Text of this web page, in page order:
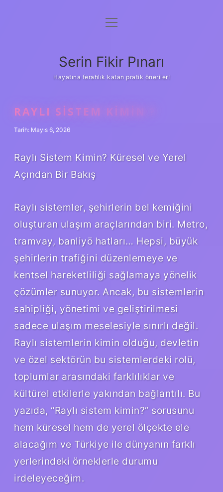
Gizlilik Politikası
Yasal Uyarı
menüyü
Serin Fikir Pınarı
Hayatına ferahlık katan pratik öneriler!
RAYLI SISTEM KIMIN ?
Tarih: Mayıs 6, 2026
Raylı Sistem Kimin? Küresel ve Yerel
Açından Bir Bakış
Raylı sistemler, şehirlerin bel kemiğini
oluşturan ulaşım araçlarından biri. Metro,
tramvay, banliyö hatları… Hepsi, büyük
şehirlerin trafiğini düzenlemeye ve
kentsel hareketliliği sağlamaya yönelik
çözümler sunuyor. Ancak, bu sistemlerin
sahipliği, yönetimi ve geliştirilmesi
sadece ulaşım meselesiyle sınırlı değil.
Raylı sistemlerin kimin olduğu, devletin
ve özel sektörün bu sistemlerdeki rolü,
toplumlar arasındaki farklılıklar ve
kültürel etkilerle yakından bağlantılı. Bu
yazıda, “Raylı sistem kimin?” sorusunu
hem küresel hem de yerel ölçekte ele
alacağım ve Türkiye ile dünyanın farklı
yerlerindeki örneklerle durumu
irdeleyeceğim.